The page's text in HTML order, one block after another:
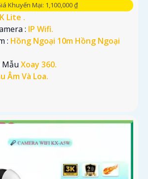
Khuyến Mại: 1,100,000 ₫
Lite .
: IP Wifi.
: Hồng Ngoại 10m Hồng Ngoại
Xoay 360.
Âm Và Loa.